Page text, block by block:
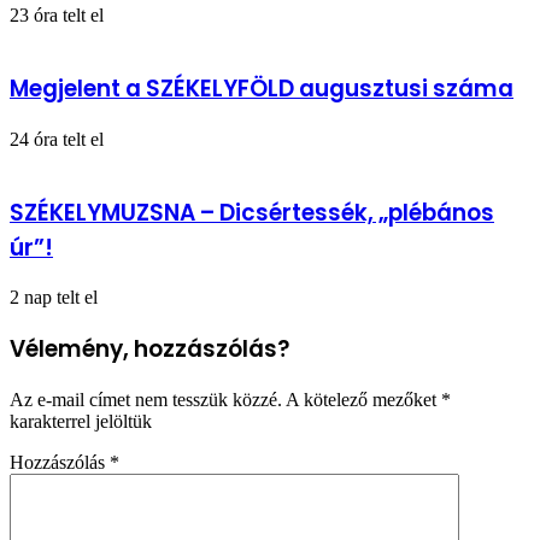
23 óra telt el
Megjelent a SZÉKELYFÖLD augusztusi száma
24 óra telt el
SZÉKELYMUZSNA – Dicsértessék, „plébános
úr”!
2 nap telt el
Vélemény, hozzászólás?
Az e-mail címet nem tesszük közzé. A kötelező mezőket *
karakterrel jelöltük
Hozzászólás *